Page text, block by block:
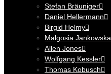
Stefan Bräuniger
Daniel Hellermann
Birgid Helmy
Malgosia Jankowska
Allen Jones
Wolfgang Kessler
Thomas Kobusch